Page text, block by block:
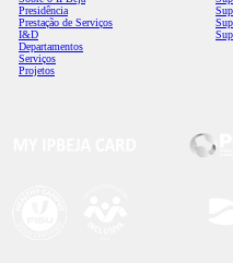
Presidência
Prestação de Serviços
I&D
Departamentos
Serviços
Projetos